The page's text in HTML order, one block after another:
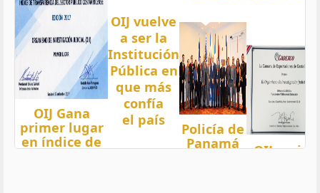
OIJ Gana
primer lugar
en índice de
OIJ vuelve
a ser la
Institución
Pública en
que más
confía
el país
Policía de
Panamá
OIJ mejor